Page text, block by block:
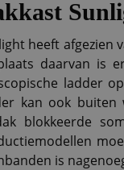
heeft afgezien
daarvan is
ladder
kan ook buiten
blokkeerde
is